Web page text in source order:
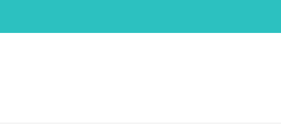
content